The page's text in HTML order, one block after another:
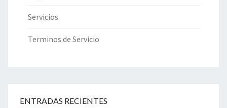
Servicios
Terminos de Servicio
ENTRADAS RECIENTES